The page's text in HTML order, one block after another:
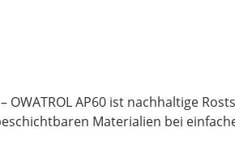
– OWATROL AP60 ist
Materialien bei